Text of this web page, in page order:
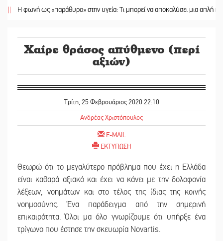
φωνή ως «παράθυρο» στην υγεία: Τι μπορεί να αποκαλύσει μια απλή
Χαίρε θράσος απύθμενο (περί
αξιών)
Τρίτη, 25 Φεβρουάριος 2020 22:10
Ανδρέας Χριστόπουλος
E-MAIL
ΕΚΤΥΠΩΣΗ
Θεωρώ ότι το μεγαλύτερο πρόβλημα που έχει η Ελλάδα
είναι καθαρά αξιακό και έχει να κάνει με την δολοφονία
λέξεων, νοημάτων και στο τέλος της ίδιας της κοινής
νοημοσύνης. Ένα παράδειγμα από την σημερινή
επικαιρότητα. Όλοι μα όλο γνωρίζουμε ότι υπήρξε ένα
τρίγωνο που έστησε την σκευωρία Novartis.